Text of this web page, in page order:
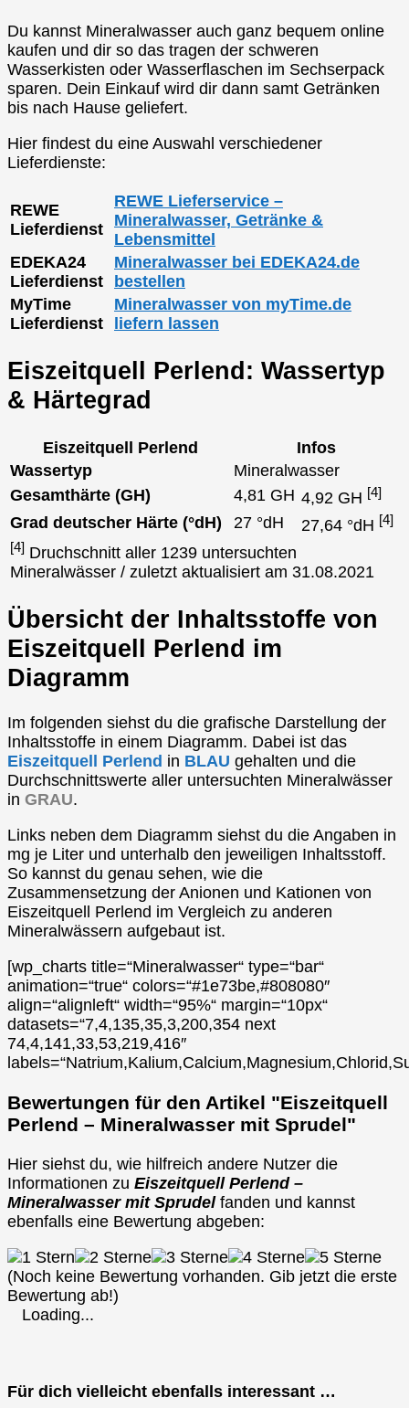
Du kannst Mineralwasser auch ganz bequem online
kaufen und dir so das tragen der schweren
Wasserkisten oder Wasserflaschen im Sechserpack
sparen. Dein Einkauf wird dir dann samt Getränken
bis nach Hause geliefert.
Hier findest du eine Auswahl verschiedener
Lieferdienste:
REWE
Lieferdienst
REWE Lieferservice –
Mineralwasser, Getränke &
Lebensmittel
EDEKA24
Lieferdienst
Mineralwasser bei EDEKA24.de
bestellen
MyTime
Lieferdienst
Mineralwasser von myTime.de
liefern lassen
Eiszeitquell Perlend: Wassertyp
& Härtegrad
Eiszeitquell Perlend
Infos
Wassertyp
Mineralwasser
Gesamthärte (GH)
4,81 GH 4,92 GH [4]
Grad deutscher Härte (°dH) 27 °dH 27,64 °dH [4]
[4] Druchschnitt aller 1239 untersuchten
Mineralwässer / zuletzt aktualisiert am 31.08.2021
Übersicht der Inhaltsstoffe von
Eiszeitquell Perlend im
Diagramm
Im folgenden siehst du die grafische Darstellung der
Inhaltsstoffe in einem Diagramm. Dabei ist das
Eiszeitquell Perlend in BLAU gehalten und die
Durchschnittswerte aller untersuchten Mineralwässer
in GRAU.
Links neben dem Diagramm siehst du die Angaben in
mg je Liter und unterhalb den jeweiligen Inhaltsstoff.
So kannst du genau sehen, wie die
Zusammensetzung der Anionen und Kationen von
Eiszeitquell Perlend im Vergleich zu anderen
Mineralwässern aufgebaut ist.
[wp_charts title=“Mineralwasser“ type=“bar“
animation=“true“ colors=“#1e73be,#808080″
align=“alignleft“ width=“95%“ margin=“10px“
datasets=“7,4,135,35,3,200,354 next
74,4,141,33,53,219,416″
Bewertungen für den Artikel "Eiszeitquell
Perlend – Mineralwasser mit Sprudel"
Hier siehst du, wie hilfreich andere Nutzer die
Informationen zu Eiszeitquell Perlend –
Mineralwasser mit Sprudelfanden und kannst
ebenfalls eine Bewertung abgeben:
(Noch keine Bewertung vorhanden. Gib jetzt die erste
Bewertung ab!)
Loading...
Für dich vielleicht ebenfalls interessant …